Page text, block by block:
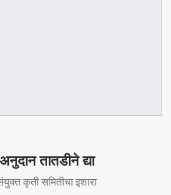
तातडीने द्या
कृती समितीचा इशारा